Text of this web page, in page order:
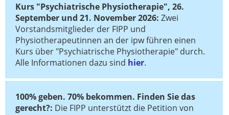
Kurs "Psychiatrische Physiotherapie", 26.
September und 21. November 2026: Zwei
Vorstandsmitglieder der FIPP und
Physiotherapeutinnen an der ipw führen einen
Kurs über "Psychiatrische Physiotherapie" durch.
Alle Informationen dazu sind hier.
100% geben. 70% bekommen. Finden Sie das
gerecht?: Die FIPP unterstützt die Petition von